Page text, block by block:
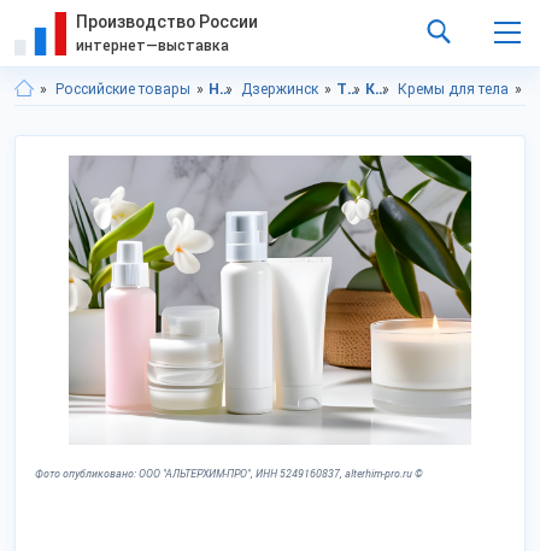
Производство России
интернет—выставка
Российские товары Нижегородская область Дзержинск Товары личного потребления Косметика Кремы для тела
Фото опубликовано: ООО "АЛЬТЕРХИМ-ПРО", ИНН 5249160837, alterhim-pro.ru ©